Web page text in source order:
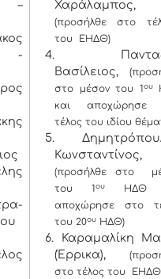
–
-
Χαράλαμπος,
(προσήλθε στο
του ΕΗΔΘ)
4.
Βασίλειος,
στο μέσον του 1 ου
και αποχώρησε
τέλος του ιδίου
5.
Κωνσταντίνος,
(προσήλθε στο
του 1ου
ΗΔΘ
αποχώρησε στο
του 20ουΗΔΘ)
6. Καραμαλίκη
(Έρρικα),
στο τέλος του